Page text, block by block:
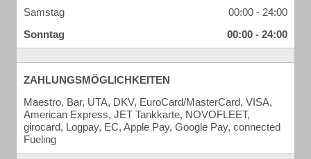
Samstag
00:00 - 24:00
Sonntag
00:00 - 24:00
ZAHLUNGSMÖGLICHKEITEN
Maestro, Bar, UTA, DKV, EuroCard/MasterCard, VISA,
American Express, JET Tankkarte, NOVOFLEET,
girocard, Logpay, EC, Apple Pay, Google Pay, connected
Fueling